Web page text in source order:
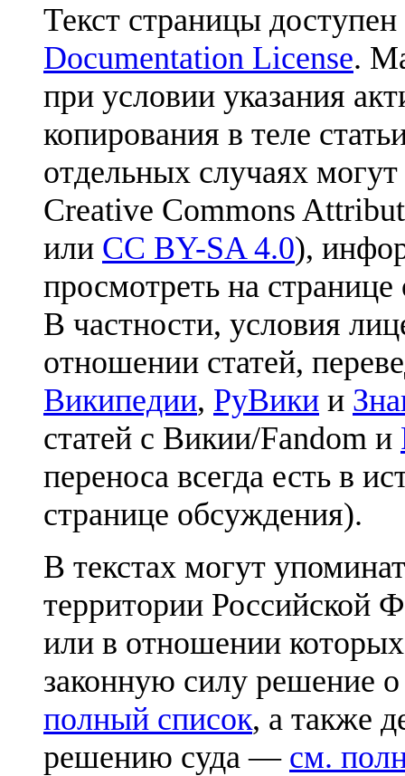
Текст страницы
Documentation License.
при условии указания
копирования в теле
отдельных случаях
Creative Commons
или CC BY-SA 4.0),
просмотреть на
В частности, условия
отношении статей,
Википедии, РуВики и
статей с Викии/Fandom и
переноса всегда есть в
странице обсуждения).
В текстах могут
территории Российской
или в отношении
законную силу решение
полный список, а также
решению суда — см.